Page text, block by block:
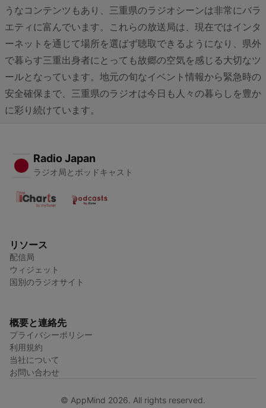
うなコンテンツもあり、三重県のラジオシーンは非常にバラ
エティに富んでいます。これらの放送局は、現在ではインタ
ーネットを通じて場所を選ばず聴取できるようになり、県外
で暮らす三重出身者にとっても故郷の空気を感じる大切なツ
ールとなっています。地元の旬なイベント情報から緊急時の
安全確保まで、三重県のラジオは今日も人々の暮らしを豊か
に彩り続けています。
Radio Japan
ラジオ局とポッドキャスト
リソース
配信局
ウィジェット
国別のラジオサイト
概要と連絡先
プライバシーポリシー
利用規約
当社について
お問い合わせ
© AppMind 2026. All rights reserved.